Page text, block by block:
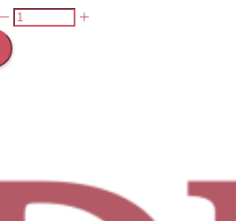
จำนวน
Hair